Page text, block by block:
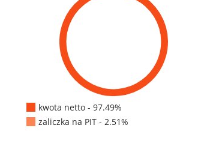
kwota netto - 97.49%
zaliczka na PIT - 2.51%